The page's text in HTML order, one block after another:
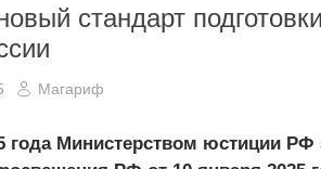
стандарт
Магариф
года Министерством юстиции РФ